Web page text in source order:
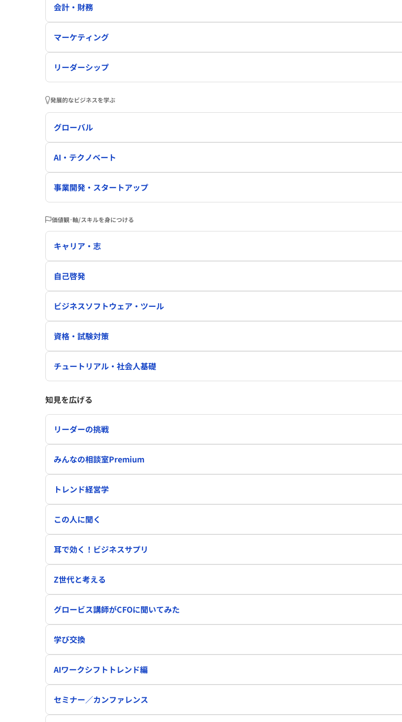
会計・財務
マーケティング
リーダーシップ
発展的なビジネスを学ぶ
グローバル
AI・テクノベート
事業開発・スタートアップ
価値観･軸/スキルを身につける
キャリア・志
自己啓発
ビジネスソフトウェア・ツール
資格・試験対策
チュートリアル・社会人基礎
知見を広げる
リーダーの挑戦
みんなの相談室Premium
トレンド経営学
この人に聞く
耳で効く！ビジネスサプリ
Z世代と考える
グロービス講師がCFOに聞いてみた
学び交換
AIワークシフトトレンド編
セミナー／カンファレンス